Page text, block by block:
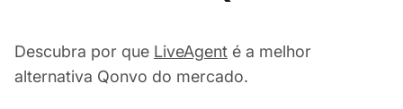
Descubra por que LiveAgent é a melhor
alternativa Qonvo do mercado.